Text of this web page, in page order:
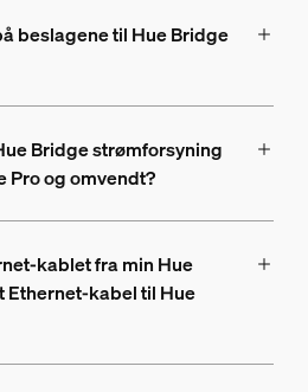
beslagene til Hue Bridge
Bridge strømforsyning
Pro og omvendt?
kablet fra min Hue
Ethernet-kabel til Hue